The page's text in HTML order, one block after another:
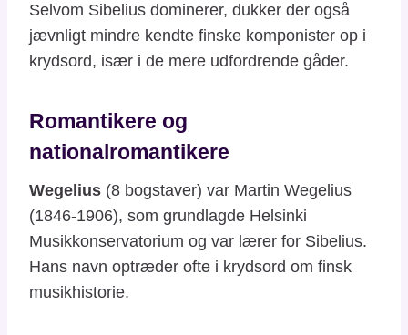
Selvom Sibelius dominerer, dukker der også
jævnligt mindre kendte finske komponister op i
krydsord, især i de mere udfordrende gåder.
Romantikere og
nationalromantikere
Wegelius (8 bogstaver) var Martin Wegelius
(1846-1906), som grundlagde Helsinki
Musikkonservatorium og var lærer for Sibelius.
Hans navn optræder ofte i krydsord om finsk
musikhistorie.